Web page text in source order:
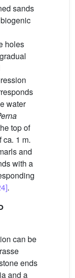
sands
holes
water
top of
ca. 1 m.
and
with a
.
can be
ends
and a